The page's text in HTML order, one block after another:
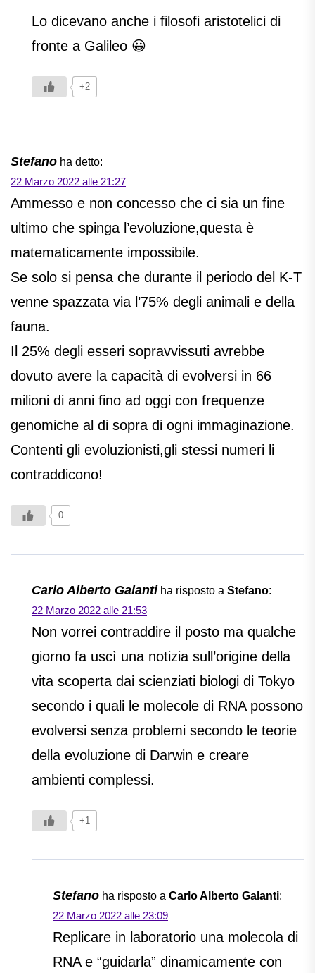
Lo dicevano anche i filosofi aristotelici di
fronte a Galileo 😀
+2
Stefano ha detto:
22 Marzo 2022 alle 21:27
Ammesso e non concesso che ci sia un fine
ultimo che spinga l’evoluzione,questa è
matematicamente impossibile.
Se solo si pensa che durante il periodo del K-T
venne spazzata via l’75% degli animali e della
fauna.
Il 25% degli esseri sopravvissuti avrebbe
dovuto avere la capacità di evolversi in 66
milioni di anni fino ad oggi con frequenze
genomiche al di sopra di ogni immaginazione.
Contenti gli evoluzionisti,gli stessi numeri li
contraddicono!
0
Carlo Alberto Galanti ha risposto a Stefano:
22 Marzo 2022 alle 21:53
Non vorrei contraddire il posto ma qualche
giorno fa uscì una notizia sull’origine della
vita scoperta dai scienziati biologi di Tokyo
secondo i quali le molecole di RNA possono
evolversi senza problemi secondo le teorie
della evoluzione di Darwin e creare
ambienti complessi.
+1
Stefano ha risposto a Carlo Alberto Galanti:
22 Marzo 2022 alle 23:09
Replicare in laboratorio una molecola di
RNA e “guidarla” dinamicamente con